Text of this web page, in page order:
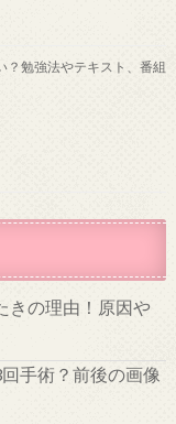
？勉強法やテキスト、番組
きの理由！原因や
手術？前後の画像